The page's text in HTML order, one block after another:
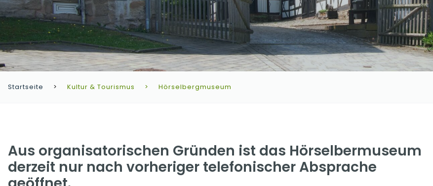
Startseite Kultur & Tourismus Hörselbergmuseum
Aus organisatorischen Gründen ist das Hörselbermuseum
derzeit nur nach vorheriger telefonischer Absprache